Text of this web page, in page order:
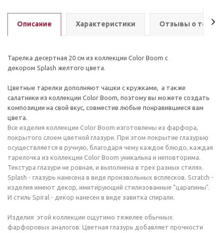
Описание Характеристики Отзывы о
Тарелка десертная 20 см из коллекции Color Boom с
декором Splash желтого цвета.
Цветные тарелки дополняют чашки с кружками, а также
салатники из коллекции Color Boom, поэтому вы можете создать
композиции на свой вкус, совместив любые понравившиеся вам
цвета.
Все изделия коллекции Color Boom изготовлены из фарфора,
покрытого слоем цветной глазури. При этом покрытие глазурью
осуществляется в ручную, благодаря чему каждое блюдо, каждая
тарелочка из коллекции Color Boom уникальна и неповторима.
Текстура глазури не ровная, и выполнена в трех разных стилях.
Splash - глазурь нанесена в виде произвольных всплесков. Scratch -
изделия имеют декор, имитирующий стилизованные "царапины".
И стиль Spiral - декор нанесен в виде завитка спирали.
Изделия этой коллекции ощутимо тяжелее обычных
фарфоровых аналогов. Цветная глазурь добавляет прочности